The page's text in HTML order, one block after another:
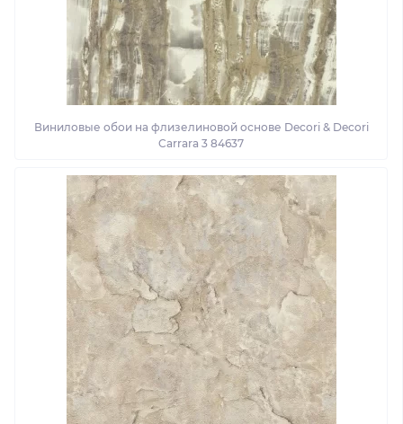
Виниловые обои на флизелиновой основе Decori & Decori
Carrara 3 84637